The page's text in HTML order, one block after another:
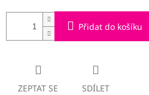
Přidat do košíku
ZEPTAT SE SDÍLET